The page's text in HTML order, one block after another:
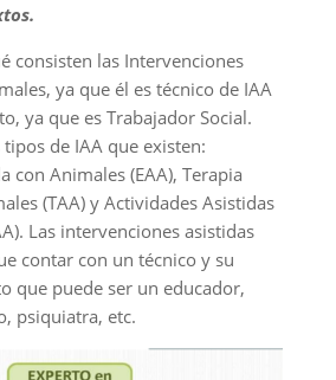
consisten las Intervenciones
ya que él es técnico de IAA
ya que es Trabajador Social.
de IAA que existen:
con Animales (EAA), Terapia
(TAA) y Actividades Asistidas
Las intervenciones asistidas
contar con un técnico y su
que puede ser un educador,
psiquiatra, etc.